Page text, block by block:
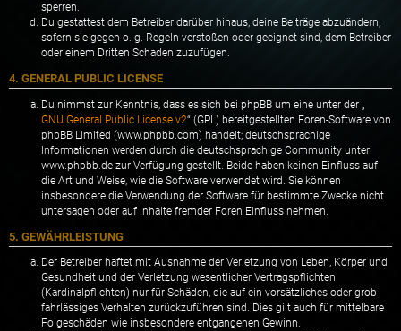
sperren.
Du gestattest dem Betreiber darüber hinaus, deine Beiträge abzuändern,
sofern sie gegen o. g. Regeln verstoßen oder geeignet sind, dem Betreiber
oder einem Dritten Schaden zuzufügen.
4. GENERAL PUBLIC LICENSE
Du nimmst zur Kenntnis, dass es sich bei phpBB um eine unter der „
GNU General Public License v2“ (GPL) bereitgestellten Foren-Software von
phpBB Limited (www.phpbb.com) handelt; deutschsprachige
Informationen werden durch die deutschsprachige Community unter
www.phpbb.de zur Verfügung gestellt. Beide haben keinen Einfluss auf
die Art und Weise, wie die Software verwendet wird. Sie können
insbesondere die Verwendung der Software für bestimmte Zwecke nicht
untersagen oder auf Inhalte fremder Foren Einfluss nehmen.
5. GEWÄHRLEISTUNG
Der Betreiber haftet mit Ausnahme der Verletzung von Leben, Körper und
Gesundheit und der Verletzung wesentlicher Vertragspflichten
(Kardinalpflichten) nur für Schäden, die auf ein vorsätzliches oder grob
fahrlässiges Verhalten zurückzuführen sind. Dies gilt auch für mittelbare
Folgeschäden wie insbesondere entgangenen Gewinn.